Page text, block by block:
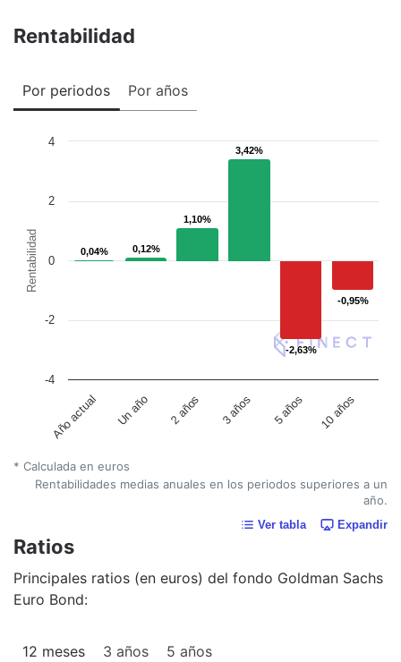
Rentabilidad
Por periodos Por años
Rentabilidad 0,04%
0,04% 0,12%
0,12%
1,10%
1,10%
3,42%
3,42%
-2,63%
-2,63%
-0,95%
-0,95%
Año actual Un año 2 años 3 años 5 años 10 años
-4
-2
0
2
4
* Calculada en euros
Rentabilidades medias anuales en los periodos superiores a un
año.
Ver tabla Expandir
Ratios
Principales ratios (en euros) del fondo Goldman Sachs
Euro Bond:
12 meses 3 años 5 años